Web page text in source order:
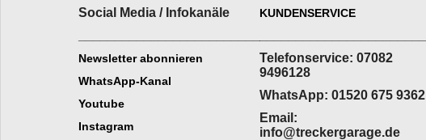
Social Media / Infokanäle
Newsletter abonnieren
WhatsApp-Kanal
Youtube
Instagram
KUNDENSERVICE
Telefonservice: 07082
9496128
WhatsApp: 01520 675 9362
Email:
info@treckergarage.de